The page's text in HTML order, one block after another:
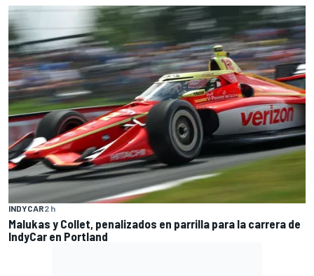
INDYCAR2 h
Malukas y Collet, penalizados en parrilla para la carrera de
IndyCar en Portland